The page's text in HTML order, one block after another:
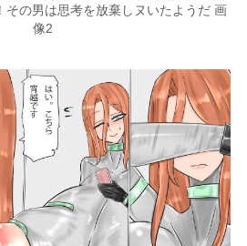
その男は思考を放棄しヌいたようだ 画
像2